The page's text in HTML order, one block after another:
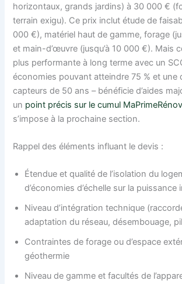
horizontaux, grands jardins) à 30 000 €
terrain exigu). Ce prix inclut étude de
000 €), matériel haut de gamme, forage
et main-d’œuvre (jusqu’à 10 000 €). Mais
plus performante à long terme avec un
économies pouvant atteindre 75 % et une
capteurs de 50 ans – bénéficie d’aides
un point précis sur le cumul
s’impose à la prochaine section.
Rappel des éléments influant le devis :
Étendue et qualité de l’isolation du
d’économies d’échelle sur la puissance
Niveau d’intégration technique
adaptation du réseau, désembouage,
Contraintes de forage ou d’espace
géothermie
Niveau de gamme et facultés de